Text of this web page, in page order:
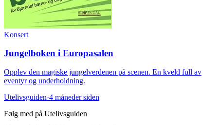
Konsert
Jungelboken i Europasalen
Opplev den magiske jungelverdenen på scenen. En kveld full av
eventyr og underholdning.
Utelivsguiden·4 måneder siden
Følg med på Utelivsguiden